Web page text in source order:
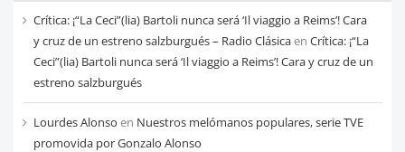
cada
mes
Crítica: ¡“La Ceci”(lia) Bartoli nunca será ‘Il viaggio a Reims’! Cara
y cruz de un estreno salzburgués – Radio Clásicaen Crítica: ¡“La
Ceci”(lia) Bartoli nunca será ‘Il viaggio a Reims’! Cara y cruz de un
estreno salzburgués
Lourdes Alonso en Nuestros melómanos populares, serie TVE
promovida por Gonzalo Alonso